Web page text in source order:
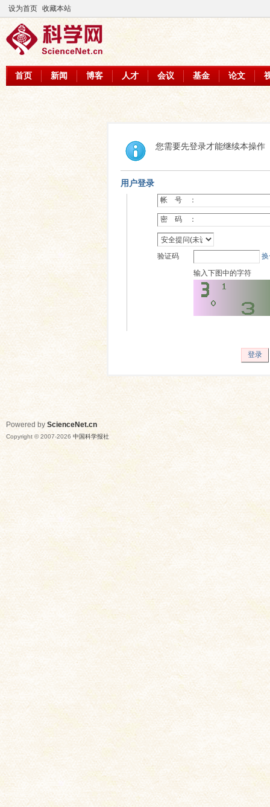
设为首页 收藏本站
首页 新闻 博客 人才 会议 基金 论文
您需要先登录才能继续本操作
用户登录
帐 号 ：
密 码 ：
验证码
输入下图中的字符
登录
Powered by ScienceNet.cn
Copyright © 2007-2026 中国科学报社